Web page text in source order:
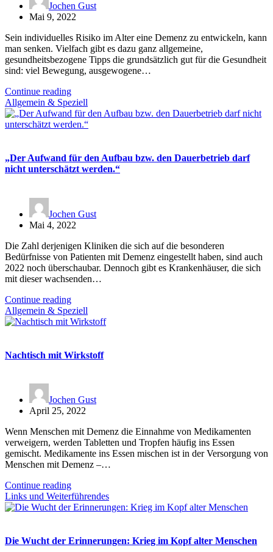
Jochen Gust
Mai 9, 2022
Sein individuelles Risiko im Alter eine Demenz zu entwickeln, kann
man senken. Vielfach gibt es dazu ganz allgemeine,
gesundheitsbezogene Tipps die grundsätzlich gut für die Gesundheit
sind: viel Bewegung, ausgewogene…
Continue reading
Allgemein & Speziell
„Der Aufwand für den Aufbau bzw. den Dauerbetrieb darf
nicht unterschätzt werden.“
Jochen Gust
Mai 4, 2022
Die Zahl derjenigen Kliniken die sich auf die besonderen
Bedürfnisse von Patienten mit Demenz eingestellt haben, sind auch
2022 noch überschaubar. Dennoch gibt es Krankenhäuser, die sich
mit dieser wachsenden…
Continue reading
Allgemein & Speziell
Nachtisch mit Wirkstoff
Jochen Gust
April 25, 2022
Wenn Menschen mit Demenz die Einnahme von Medikamenten
verweigern, werden Tabletten und Tropfen häufig ins Essen
gemischt. Medikamente ins Essen mischen ist in der Versorgung von
Menschen mit Demenz –…
Continue reading
Links und Weiterführendes
Die Wucht der Erinnerungen: Krieg im Kopf alter Menschen